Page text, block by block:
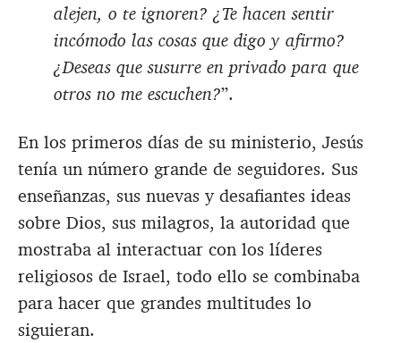
alejen, o te ignoren? ¿Te hacen sentir
incómodo las cosas que digo y afirmo?
¿Deseas que susurre en privado para que
otros no me escuchen?”.
En los primeros días de su ministerio, Jesús
tenía un número grande de seguidores. Sus
enseñanzas, sus nuevas y desafiantes ideas
sobre Dios, sus milagros, la autoridad que
mostraba al interactuar con los líderes
religiosos de Israel, todo ello se combinaba
para hacer que grandes multitudes lo
siguieran.